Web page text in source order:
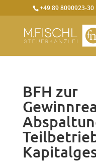
+49 89 8090923-30
BFH zur